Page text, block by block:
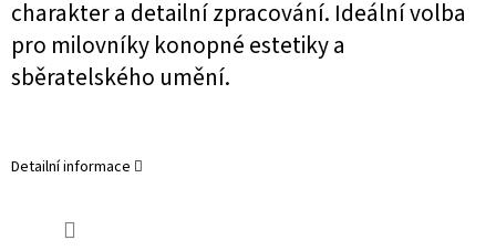
charakter a detailní zpracování. Ideální volba
pro milovníky konopné estetiky a
sběratelského umění.
Detailní informace